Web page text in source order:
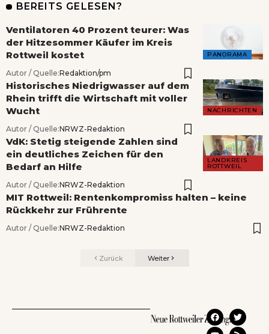
BEREITS GELESEN?
PANORAMA
Ventilatoren 40 Prozent teurer: Was
der Hitzesommer Käufer im Kreis
Rottweil kostet
Autor / Quelle:Redaktion/pm
NACHRICHTEN
Historisches Niedrigwasser auf dem
Rhein trifft die Wirtschaft mit voller
Wucht
Autor / Quelle:NRWZ-Redaktion
LANDKREIS
ROTTWEIL
VdK: Stetig steigende Zahlen sind
ein deutliches Zeichen für den
Bedarf an Hilfe
Autor / Quelle:NRWZ-Redaktion
MIT Rottweil: Rentenkompromiss halten – keine
Rückkehr zur Frührente
Autor / Quelle:NRWZ-Redaktion
Zurück Weiter